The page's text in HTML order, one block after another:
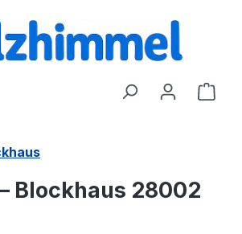
Blockhaus 28002